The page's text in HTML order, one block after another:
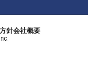
針会社概要